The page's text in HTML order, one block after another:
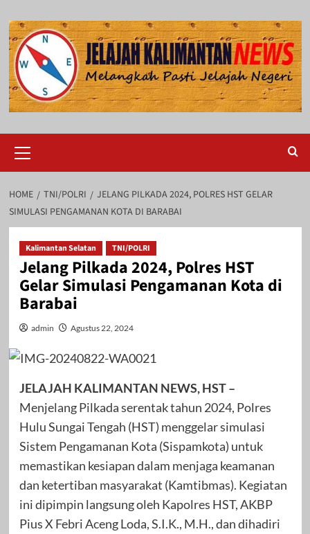
to
content
Menu
HOME TNI/POLRI
JELANG PILKADA 2024, POLRES HST GELAR
SIMULASI PENGAMANAN KOTA DI BARABAI
Kalimantan Selatan TNI/POLRI
Jelang Pilkada 2024, Polres HST
Gelar Simulasi Pengamanan Kota di
Barabai
admin Agustus 22, 2024
JELAJAH KALIMANTAN NEWS, HST –
Menjelang Pilkada serentak tahun 2024, Polres
Hulu Sungai Tengah (HST) menggelar simulasi
Sistem Pengamanan Kota (Sispamkota) untuk
memastikan kesiapan dalam menjaga keamanan
dan ketertiban masyarakat (Kamtibmas). Kegiatan
ini dipimpin langsung oleh Kapolres HST, AKBP
Pius X Febri Aceng Loda, S.I.K., M.H., dan dihadiri